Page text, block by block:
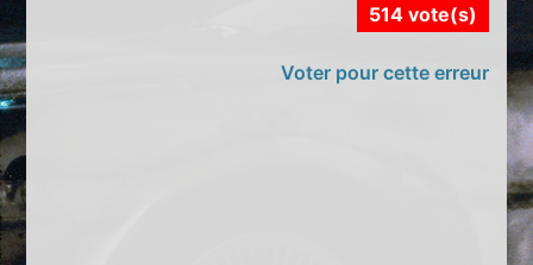
514 vote(s)
Voter pour cette erreur